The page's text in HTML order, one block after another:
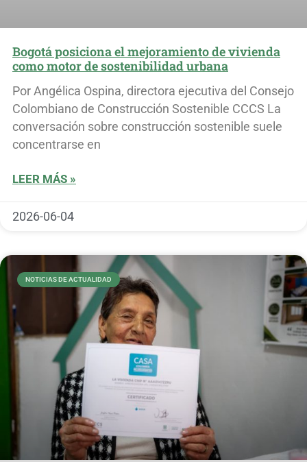
Bogotá posiciona el mejoramiento de vivienda
como motor de sostenibilidad urbana
Por Angélica Ospina, directora ejecutiva del Consejo
Colombiano de Construcción Sostenible CCCS La
conversación sobre construcción sostenible suele
concentrarse en
LEER MÁS »
2026-06-04
NOTICIAS DE ACTUALIDAD